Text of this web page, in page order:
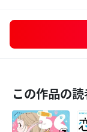
この作品の